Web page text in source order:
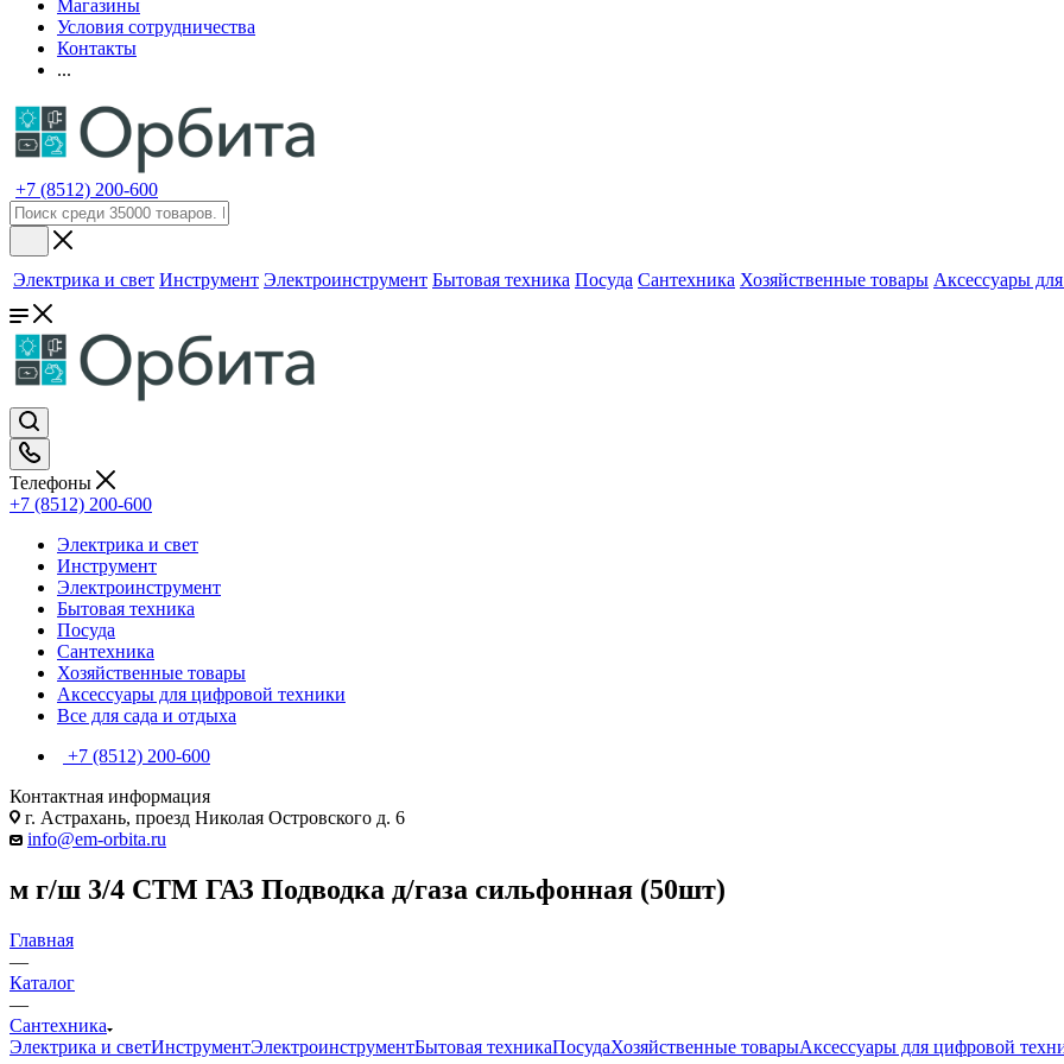
Магазины
Условия сотрудничества
Контакты
...
+7 (8512) 200-600
Электрика и свет Инструмент Электроинструмент Бытовая техника Посуда Сантехника Хозяйственные товары Аксессуары
Телефоны
+7 (8512) 200-600
Электрика и свет
Инструмент
Электроинструмент
Бытовая техника
Посуда
Сантехника
Хозяйственные товары
Аксессуары для цифровой техники
Все для сада и отдыха
+7 (8512) 200-600
Контактная информация
г. Астрахань, проезд Николая Островского д. 6
info@em-orbita.ru
м г/ш 3/4 CTM ГАЗ Подводка д/газа сильфонная (50шт)
Главная
—
Каталог
—
Сантехника
Электрика и светИнструментЭлектроинструментБытовая техникаПосудаХозяйственные товарыАксессуары для цифровой